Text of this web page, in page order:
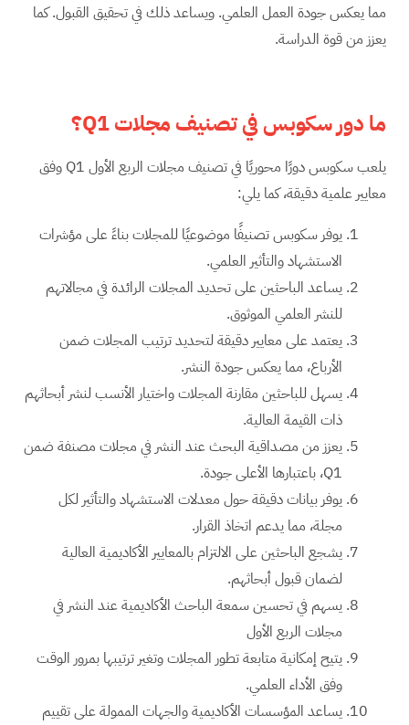
مما يعكس جودة العمل العلمي. ويساعد ذلك في تحقيق القبول. كما
يعزز من قوة الدراسة.
ما دور سكوبس في تصنيف مجلات ؟
يلعب سكوبس دورًا محوريًا في تصنيف مجلات الربع الأول Q1 وفق
معايير علمية دقيقة، كما يلي:
يوفر سكوبس تصنيفًا موضوعيًا للمجلات بناءً على مؤشرات
الاستشهاد والتأثير العلمي.
يساعد الباحثين على تحديد المجلات الرائدة في مجالاتهم
للنشر العلمي الموثوق.
يعتمد على معايير دقيقة لتحديد ترتيب المجلات ضمن
الأرباع، مما يعكس جودة النشر.
يسهل للباحثين مقارنة المجلات واختيار الأنسب لنشر أبحاثهم
ذات القيمة العالية.
يعزز من مصداقية البحث عند النشر في مجلات مصنفة ضمن
Q1، باعتبارها الأعلى جودة.
يوفر بيانات دقيقة حول معدلات الاستشهاد والتأثير لكل
مجلة، مما يدعم اتخاذ القرار.
يشجع الباحثين على الالتزام بالمعايير الأكاديمية العالية
لضمان قبول أبحاثهم.
يسهم في تحسين سمعة الباحث الأكاديمية عند النشر في
مجلات الربع الأول
يتيح إمكانية متابعة تطور المجلات وتغير ترتيبها بمرور الوقت
وفق الأداء العلمي.
يساعد المؤسسات الأكاديمية والجهات الممولة على تقييم